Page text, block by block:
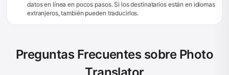
datos en línea en pocos pasos. Si los destinatarios están en idiomas
extranjeros, también pueden traducirlos.
Preguntas Frecuentes sobre Photo